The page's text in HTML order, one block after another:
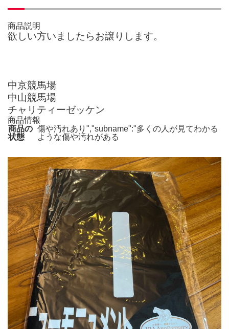
商品説明
欲しい方いましたらお譲りします。
中京競馬場
中山競馬場
チャリティーゼッケン
商品情報
商品の
状態
傷や汚れあり","subname":"多くの人が見てわかる
ような傷や汚れがある